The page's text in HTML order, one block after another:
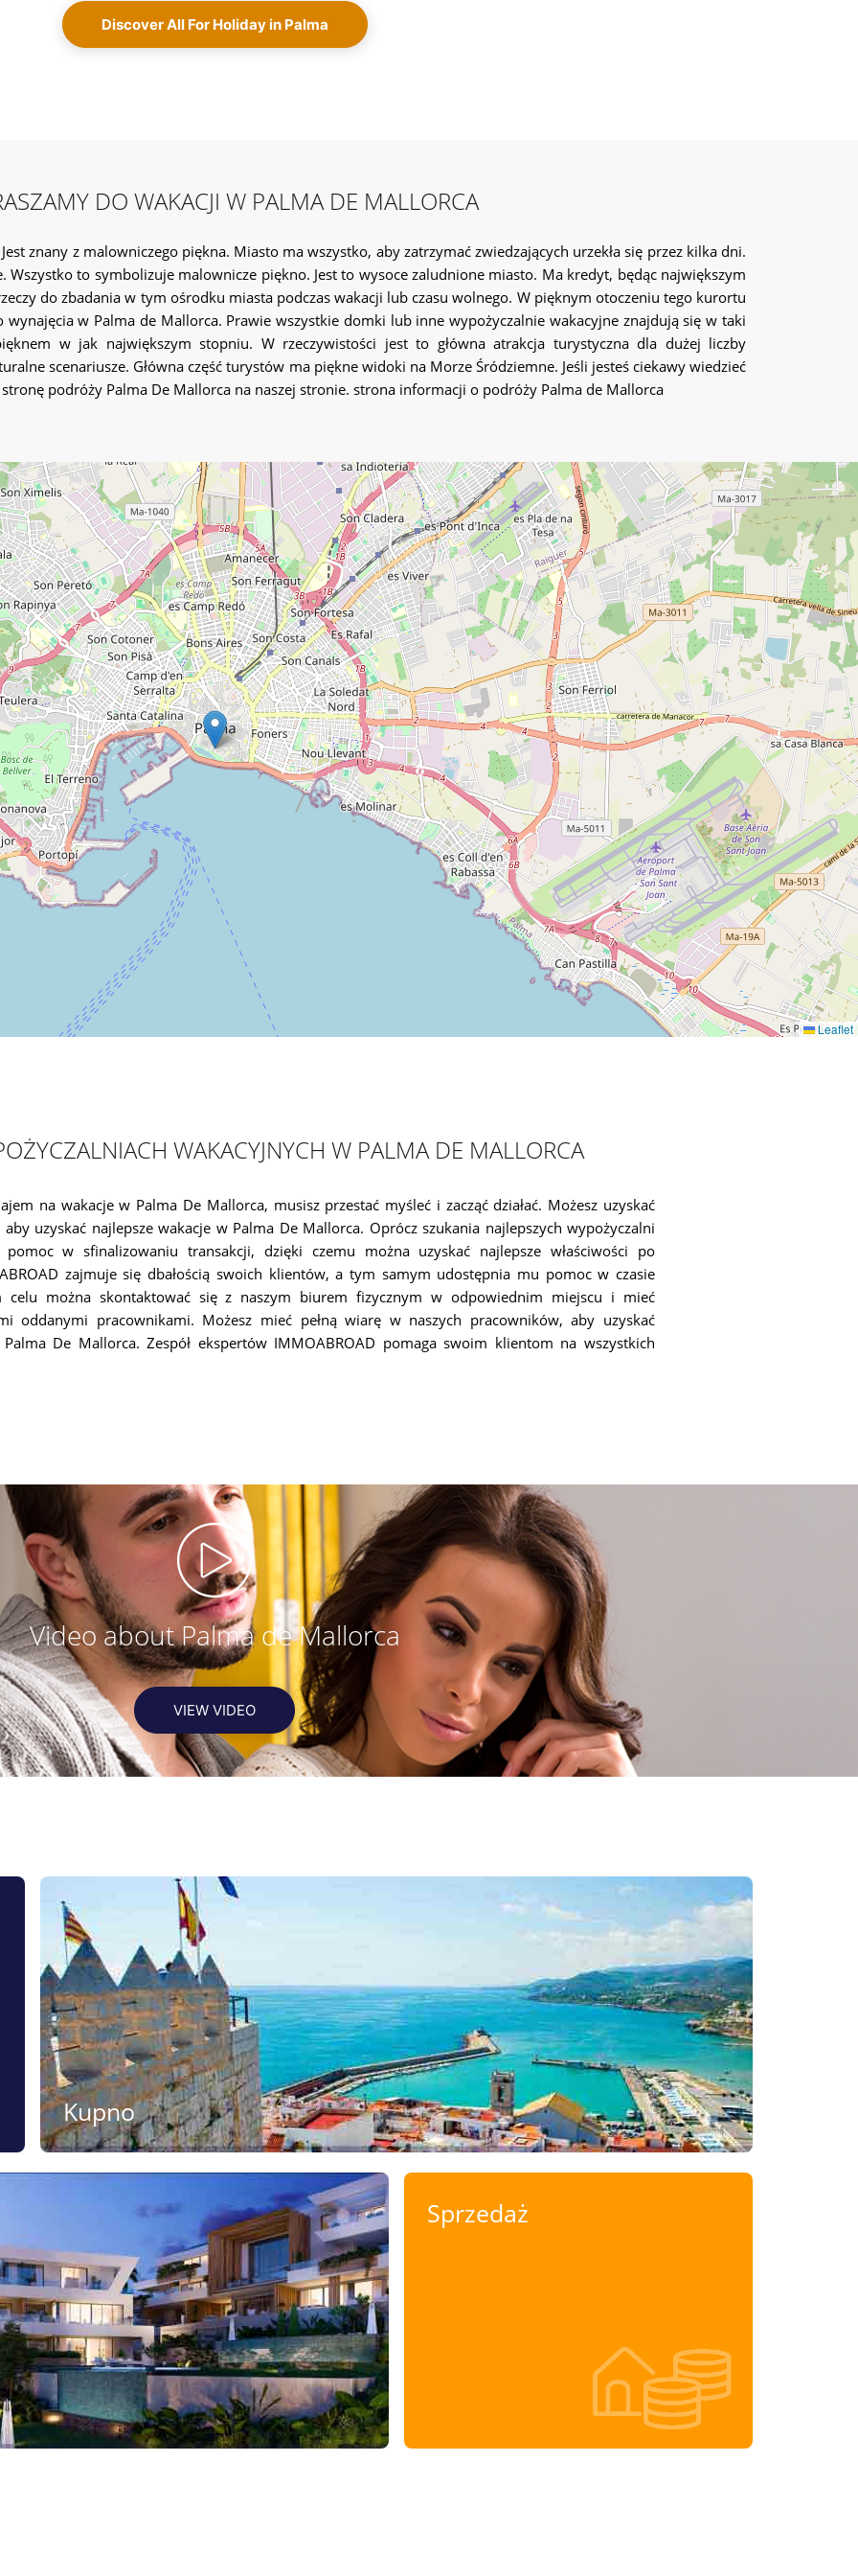
wystarczających miejsc parkingowych w domkach i innych wypożyczalniach wakacyjnych oferowanych przez
Discover All For Holiday in Palma
DO WAKACJI W PALMA DE MALLORCA
znany z malowniczego piękna. Miasto ma wszystko, aby zatrzymać zwiedzających urzekła się przez kilka dni.
Wszystko to symbolizuje malownicze piękno. Jest to wysoce zaludnione miasto. Ma kredyt, będąc największym
do zbadania w tym ośrodku miasta podczas wakacji lub czasu wolnego. W pięknym otoczeniu tego kurortu
w Palma de Mallorca. Prawie wszystkie domki lub inne wypożyczalnie wakacyjne znajdują się w taki
w jak największym stopniu. W rzeczywistości jest to główna atrakcja turystyczna dla dużej liczby
scenariusze. Główna część turystów ma piękne widoki na Morze Śródziemne. Jeśli jesteś ciekawy wiedzieć
podróży Palma De Mallorca na naszej stronie. strona informacji o podróży Palma de Mallorca
Leaflet
WAKACYJNYCH W PALMA DE MALLORCA
na wakacje w Palma De Mallorca, musisz przestać myśleć i zacząć działać. Możesz uzyskać
uzyskać najlepsze wakacje w Palma De Mallorca. Oprócz szukania najlepszych wypożyczalni
w sfinalizowaniu transakcji, dzięki czemu można uzyskać najlepsze właściwości po
zajmuje się dbałością swoich klientów, a tym samym udostępnia mu pomoc w czasie
celu można skontaktować się z naszym biurem fizycznym w odpowiednim miejscu i mieć
oddanymi pracownikami. Możesz mieć pełną wiarę w naszych pracowników, aby uzyskać
De Mallorca. Zespół ekspertów IMMOABROAD pomaga swoim klientom na wszystkich
Video about Palma de Mallorca
VIEW VIDEO
Kupno
Sprzedaż